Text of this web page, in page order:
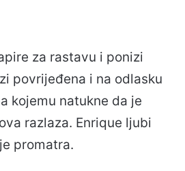
za rastavu i ponizi
povrijeđena i na odlasku
kojemu natukne da je
razlaza. Enrique ljubi
promatra.